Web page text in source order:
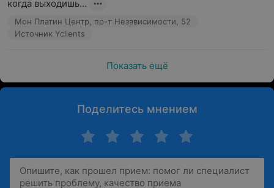
когда выходишь...
Мон Платин Центр, пр-т Независимости, 52
Источник Yclients
Показать ещё
Поделитесь мнением